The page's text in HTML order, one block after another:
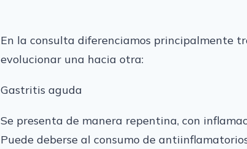
En la consulta diferenciamos principalmente
evolucionar una hacia otra:
Gastritis aguda
Se presenta de manera repentina, con
Puede deberse al consumo de